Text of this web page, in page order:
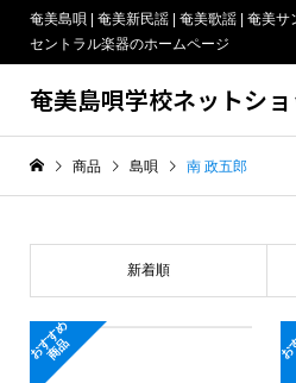
奄美島唄 | 奄美新民謡 | 奄美歌謡 | 奄美サ
セントラル楽器のホームページ
奄美島唄学校ネットシ
商品 島唄 南 政五郎
新着順
お
す
す
め
商
品